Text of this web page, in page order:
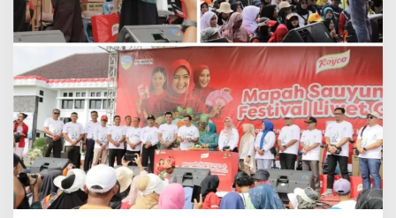
n
F
e
s
t
i
v
a
l
L
i
w
e